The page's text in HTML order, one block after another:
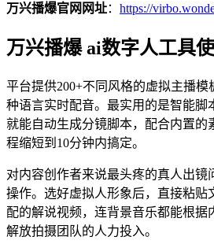
万兴播爆官网网址： https://
万兴播爆 ai数字人工具
平台提供200+不同风格的虚拟主播模
种语言实时配音。最实用的是智能脚
就能自动生成分镜脚本，配合内置的
程缩短到10分钟内搞定。
对内容创作者来说最头疼的真人出镜
操作。选好虚拟人形象后，直接粘贴
配的解说视频，连背景音乐都能根据
解放拍摄团队的人力投入。